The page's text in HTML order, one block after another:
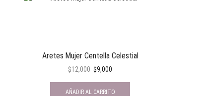
Aretes Mujer Centella Celestial
$12,000 $9,000
AÑADIR AL CARRITO